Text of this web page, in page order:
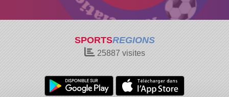
SPORTSREGIONS
25887 visites